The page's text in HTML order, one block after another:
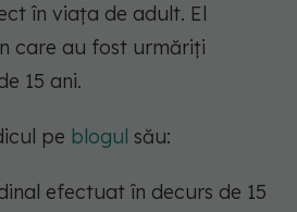
în viața de adult. El
care au fost urmăriți
15 ani.
pe blogul său:
efectuat în decurs de 15